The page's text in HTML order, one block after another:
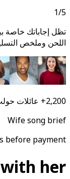
1/5
تظل إجاباتك خاصة
اللحن وملخص
2,200+
عائلات
Wife song brief
before payment.
her.